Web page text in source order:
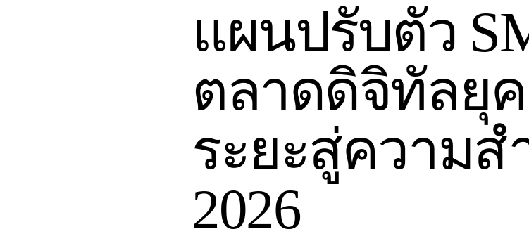
แผนปรับตัว
ตลาดดิจิทัลยุ
ระยะสู่ความส
2026